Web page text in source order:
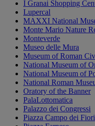
I Granai Shopping
Lupercal
MAXXI National
Monte Mario Nature
Monteverde
Museo delle Mura
Museum of Roman
National Museum of
National Museum of
National Roman
Oratory of the Banner
PalaLottomatica
Palazzo dei Congressi
Piazza Campo dei Fiori